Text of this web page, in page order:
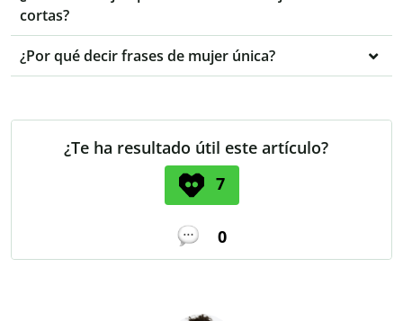
cortas?
¿Por qué decir frases de mujer única?
¿Te ha resultado útil este artículo?
7
0